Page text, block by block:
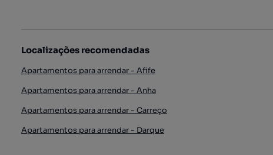
Localizações recomendadas
Apartamentos para arrendar - Afife
Apartamentos para arrendar - Anha
Apartamentos para arrendar - Carreço
Apartamentos para arrendar - Darque